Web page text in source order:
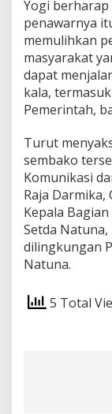
Yogi
penawarnya
memulihkan
masyarakat
dapat
kala,
Pemerintah,
Turut
sembako
Komunikasi
Raja Darmika,
Kepala
Setda
dilingkungan
Natuna.
5 Total